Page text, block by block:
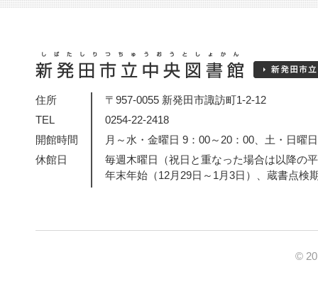
住所
〒957-0055 新発田市諏訪町1-2-12
TEL
0254-22-2418
開館時間
月～水・金曜日 9：00～20：00、土・日曜
休館日
毎週木曜日（祝日と重なった場合は以降の
年末年始（12月29日～1月3日）、蔵書点検
©